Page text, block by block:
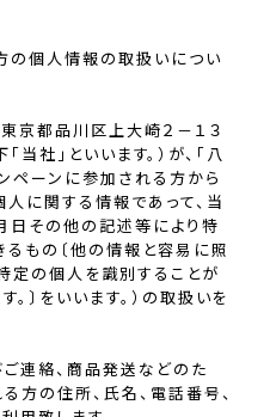
の個人情報の取扱いについ
京都品川区上大崎２－１３
社」といいます。）が、「八
ペーンに参加される方から
に関する情報であって、当
日その他の記述等により特
もの〔他の情報と容易に照
定の個人を識別することが
〕をいいます。）の取扱いを
連絡、商品発送などのた
方の住所、氏名、電話番号、